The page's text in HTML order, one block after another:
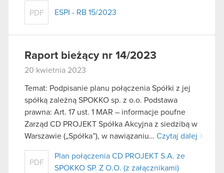
PDF ESPI - RB 15/2023
Raport bieżący nr 14/2023
20 kwietnia 2023
Temat: Podpisanie planu połączenia Spółki z jej
spółką zależną SPOKKO sp. z o.o. Podstawa
prawna: Art. 17 ust. 1 MAR – informacje poufne
Zarząd CD PROJEKT Spółka Akcyjna z siedzibą w
Warszawie („Spółka”), w nawiązaniu… Czytaj dalej
PDF
Plan połączenia CD PROJEKT S.A. ze
SPOKKO SP. Z O.O. (z załącznikami)